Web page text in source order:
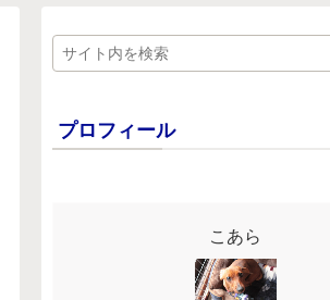
プロフィール
こあら